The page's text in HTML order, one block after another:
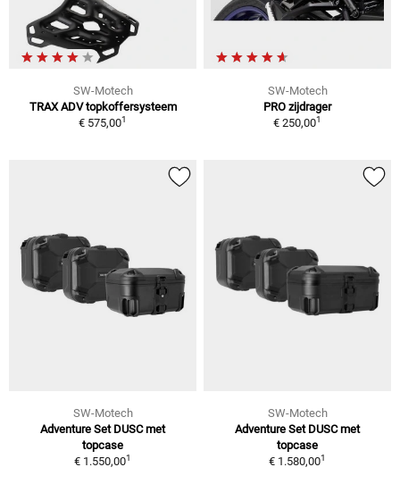
SW-Motech
TRAX ADV topkoffersysteem
€ 575,001
SW-Motech
PRO zijdrager
€ 250,001
SW-Motech
Adventure Set DUSC met
topcase
€ 1.550,001
SW-Motech
Adventure Set DUSC met
topcase
€ 1.580,001